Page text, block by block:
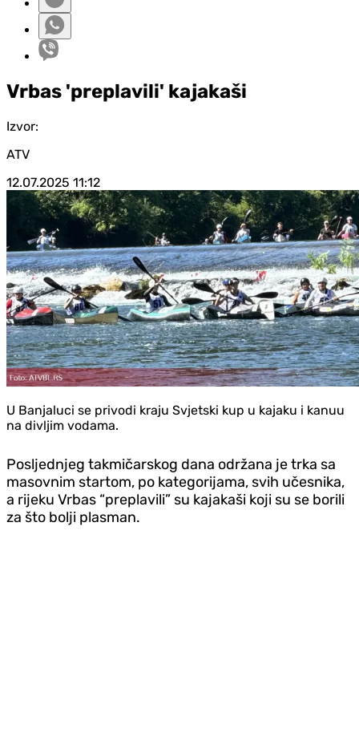
Vrbas 'preplavili' kajakaši
Izvor:
ATV
12.07.2025 11:12
U Banjaluci se privodi kraju Svjetski kup u kajaku i kanuu
na divljim vodama.
Posljednjeg takmičarskog dana održana je trka sa
masovnim startom, po kategorijama, svih učesnika,
a rijeku Vrbas “preplavili” su kajakaši koji su se borili
za što bolji plasman.